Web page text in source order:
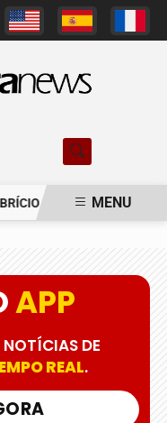
AUGUSTO FERREIRA
MENU
APP
NOTÍCIAS DE
REAL.